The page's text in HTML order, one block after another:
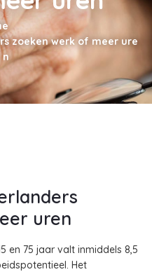
zoeken werk of meer ure
n
uren
en 75 jaar valt inmiddels 8,5
Het